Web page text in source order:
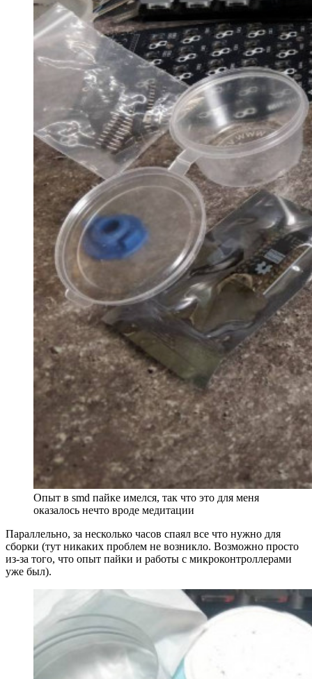
Опыт в smd пайке имелся, так что это для меня
оказалось нечто вроде медитации
Параллельно, за несколько часов спаял все что нужно для
сборки (тут никаких проблем не возникло. Возможно просто
из-за того, что опыт пайки и работы с микроконтроллерами
уже был).